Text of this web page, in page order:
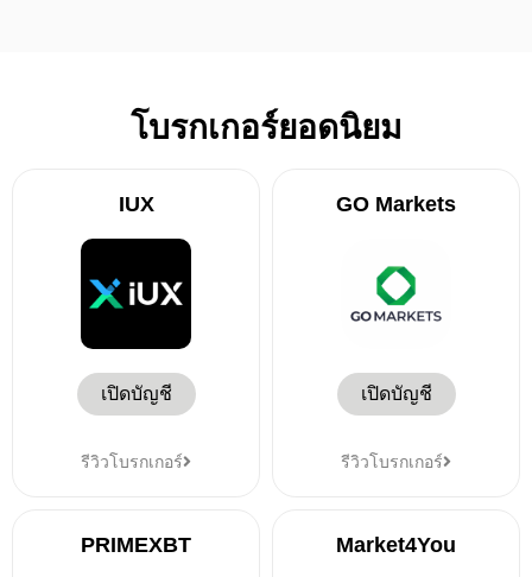
โบรกเกอร์ยอดนิยม
IUX
เปิดบัญชี
รีวิวโบรกเกอร์
GO Markets
เปิดบัญชี
รีวิวโบรกเกอร์
PRIMEXBT Market4You